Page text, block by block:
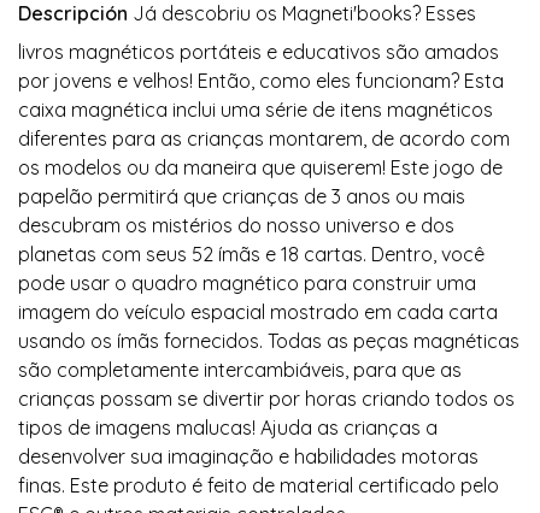
Descripción Já descobriu os Magneti'books? Esses
livros magnéticos portáteis e educativos são amados
por jovens e velhos! Então, como eles funcionam? Esta
caixa magnética inclui uma série de itens magnéticos
diferentes para as crianças montarem, de acordo com
os modelos ou da maneira que quiserem! Este jogo de
papelão permitirá que crianças de 3 anos ou mais
descubram os mistérios do nosso universo e dos
planetas com seus 52 ímãs e 18 cartas. Dentro, você
pode usar o quadro magnético para construir uma
imagem do veículo espacial mostrado em cada carta
usando os ímãs fornecidos. Todas as peças magnéticas
são completamente intercambiáveis, para que as
crianças possam se divertir por horas criando todos os
tipos de imagens malucas! Ajuda as crianças a
desenvolver sua imaginação e habilidades motoras
finas. Este produto é feito de material certificado pelo